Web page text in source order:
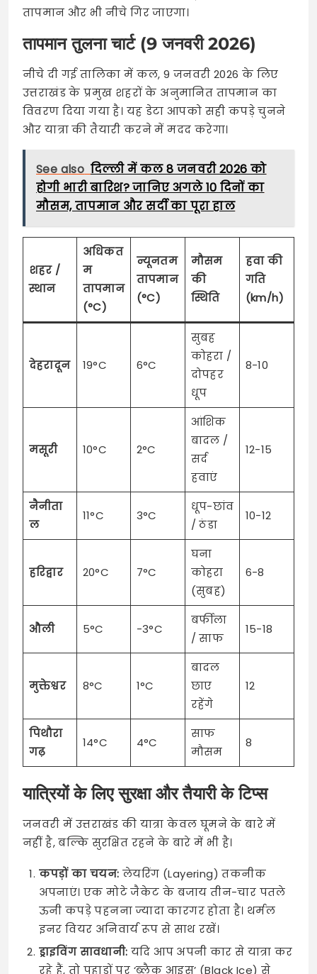
तापमान और भी नीचे गिर जाएगा।
तापमान तुलना चार्ट (9 जनवरी 2026)
नीचे दी गई तालिका में कल, 9 जनवरी 2026 के लिए
उत्तराखंड के प्रमुख शहरों के अनुमानित तापमान का
विवरण दिया गया है। यह डेटा आपको सही कपड़े चुनने
और यात्रा की तैयारी करने में मदद करेगा।
See also दिल्ली में कल 8 जनवरी 2026 को
होगी भारी बारिश? जानिए अगले 10 दिनों का
मौसम, तापमान और सर्दी का पूरा हाल
शहर /
स्थान
अधिकत
म
तापमान
(°C)
न्यूनतम
तापमान
(°C)
मौसम
की
स्थिति
हवा की
गति
(km/h)
देहरादून 19°C 6°C
सुबह
कोहरा /
दोपहर
धूप
8-10
मसूरी 10°C 2°C
आंशिक
बादल /
सर्द
हवाएं
12-15
नैनीता
ल
11°C 3°C
धूप-छांव
/ ठंडा
10-12
हरिद्वार 20°C 7°C
घना
कोहरा
(सुबह)
6-8
औली 5°C -3°C
बर्फीला
/ साफ
15-18
मुक्तेश्वर 8°C 1°C
बादल
छाए
रहेंगे
12
पिथौरा
गढ़
14°C 4°C
साफ
मौसम
8
यात्रियों के लिए सुरक्षा और तैयारी के टिप्स
जनवरी में उत्तराखंड की यात्रा केवल घूमने के बारे में
नहीं है, बल्कि सुरक्षित रहने के बारे में भी है।
कपड़ों का चयन: लेयरिंग (Layering) तकनीक
अपनाएं। एक मोटे जैकेट के बजाय तीन-चार पतले
ऊनी कपड़े पहनना ज्यादा कारगर होता है। थर्मल
इनर वियर अनिवार्य रूप से साथ रखें।
ड्राइविंग सावधानी: यदि आप अपनी कार से यात्रा कर
रहे हैं, तो पहाड़ों पर ‘ब्लैक आइस’ (Black Ice) से